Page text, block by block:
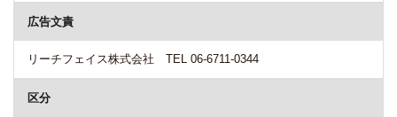
広告文責
リーチフェイス株式会社 TEL 06-6711-0344
区分